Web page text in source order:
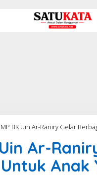
BK Uin Ar-Raniry Gelar
Ar-
Anak